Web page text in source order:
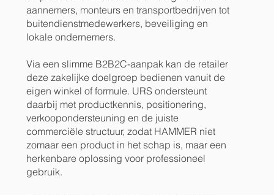
aannemers, monteurs en transportbedrijven tot
buitendienstmedewerkers, beveiliging en
lokale ondernemers.
Via een slimme B2B2C-aanpak kan de retailer
deze zakelijke doelgroep bedienen vanuit de
eigen winkel of formule. URS ondersteunt
daarbij met productkennis, positionering,
verkoopondersteuning en de juiste
commerciële structuur, zodat HAMMER niet
zomaar een product in het schap is, maar een
herkenbare oplossing voor professioneel
gebruik.